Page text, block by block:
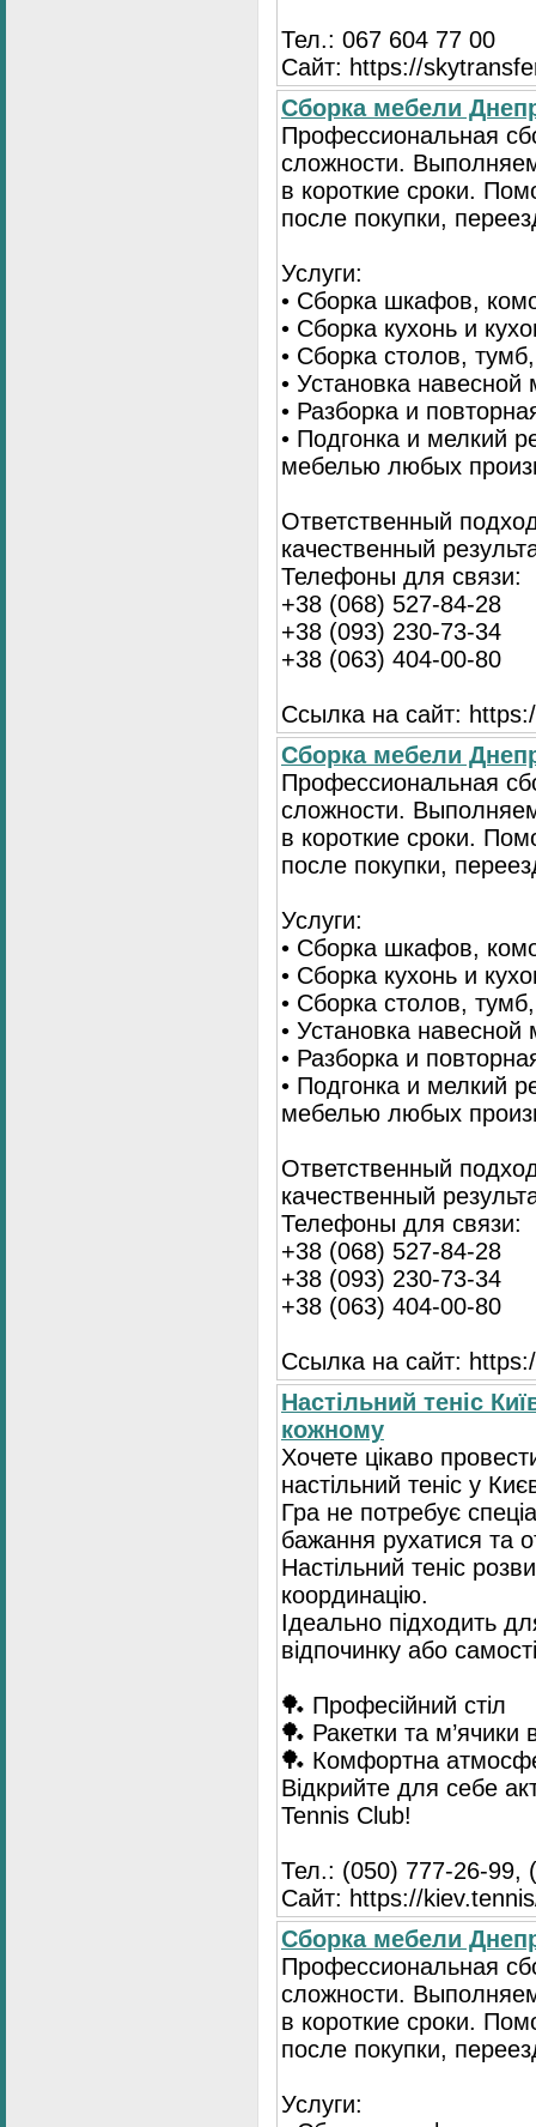
Тел.: 067 604 77 00
Сайт: https://
Сбopка мебели
Пpoфессиональная
сложности.
в короткие сроки.
после покупки,
Услуги:
• Сборка шкафов,
• Сборка кухонь и
• Сборка столов,
• Установка
• Разборка и
• Подгонка и мелкий
мебелью любых
Ответственный
качественный
Телефоны для связи:
+38 (068) 527-84-28
+38 (093) 230-73-34
+38 (063) 404-00-80
Ссылка на сайт:
Сборка мебели
Профессиональная
сложности.
в короткие сроки.
после покупки,
Услуги:
• Сборка шкафов,
• Сборка кухонь и
• Сборка столов,
• Установка
• Разборка и
• Подгонка и мелкий
мебелью любых
Ответственный
качественный
Телефоны для связи:
+38 (068) 527-84-28
+38 (093) 230-73-34
+38 (063) 404-00-80
Ссылка на сайт:
Настільний теніс
кожному
Хочете цікаво
настільний теніс у
Гра не потребує
бажання рухатися та
Настільний теніс
координацію.
Ідеально підходить
відпочинку або
🏓 Професійний стіл
🏓 Ракетки та м’ячики
🏓 Комфортна
Відкрийте для себе
Tennis Club!
Тел.: (050) 777-26-99,
Сайт: https://
Сборка мебели
Профессиональная
сложности.
в короткие сроки.
после покупки,
Услуги: